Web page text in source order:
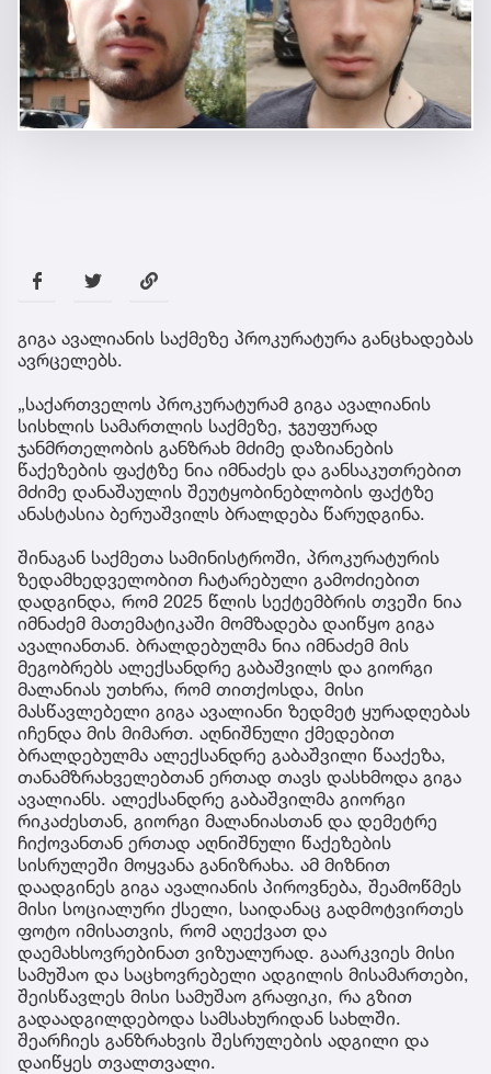
გიგა ავალიანის საქმეზე პროკურატურა განცხადებას
ავრცელებს.
„საქართველოს პროკურატურამ გიგა ავალიანის
სისხლის სამართლის საქმეზე, ჯგუფურად
ჯანმრთელობის განზრახ მძიმე დაზიანების
წაქეზების ფაქტზე ნია იმნაძეს და განსაკუთრებით
მძიმე დანაშაულის შეუტყობინებლობის ფაქტზე
ანასტასია ბერუაშვილს ბრალდება წარუდგინა.
შინაგან საქმეთა სამინისტროში, პროკურატურის
ზედამხედველობით ჩატარებული გამოძიებით
დადგინდა, რომ 2025 წლის სექტემბრის თვეში ნია
იმნაძემ მათემატიკაში მომზადება დაიწყო გიგა
ავალიანთან. ბრალდებულმა ნია იმნაძემ მის
მეგობრებს ალექსანდრე გაბაშვილს და გიორგი
მალანიას უთხრა, რომ თითქოსდა, მისი
მასწავლებელი გიგა ავალიანი ზედმეტ ყურადღებას
იჩენდა მის მიმართ. აღნიშნული ქმედებით
ბრალდებულმა ალექსანდრე გაბაშვილი წააქეზა,
თანამზრახველებთან ერთად თავს დასხმოდა გიგა
ავალიანს. ალექსანდრე გაბაშვილმა გიორგი
რიკაძესთან, გიორგი მალანიასთან და დემეტრე
ჩიქოვანთან ერთად აღნიშნული წაქეზების
სისრულეში მოყვანა განიზრახა. ამ მიზნით
დაადგინეს გიგა ავალიანის პიროვნება, შეამოწმეს
მისი სოციალური ქსელი, საიდანაც გადმოტვირთეს
ფოტო იმისათვის, რომ აღექვათ და
დაემახსოვრებინათ ვიზუალურად. გაარკვიეს მისი
სამუშაო და საცხოვრებელი ადგილის მისამართები,
შეისწავლეს მისი სამუშაო გრაფიკი, რა გზით
გადაადგილდებოდა სამსახურიდან სახლში.
შეარჩიეს განზრახვის შესრულების ადგილი და
დაიწყეს თვალთვალი.